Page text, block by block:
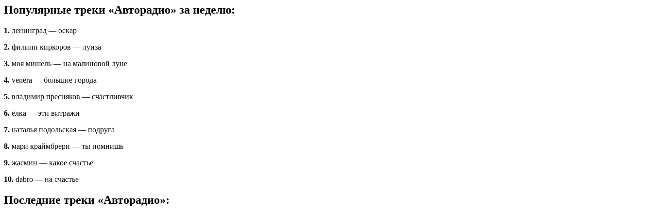
Популярные треки «Авторадио» за неделю:
1. ленинград — оскар
2. филипп киркоров — луиза
3. моя мишель — на малиновой луне
4. venera — большие города
5. владимир пресняков — счастливчик
6. ёлка — эти витражи
7. наталья подольская — подруга
8. мари краймбрери — ты помнишь
9. жасмин — какое счастье
10. dabro — на счастье
Последние треки «Авторадио»: